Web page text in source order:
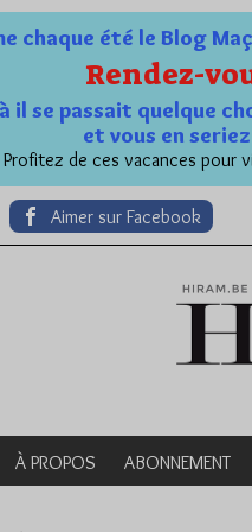
chaque été le Blog
Rendez-
il se passait quelque
et vous en
Profitez de ces vacances pour
Aimer sur Facebook
À PROPOS ABONNEMENT